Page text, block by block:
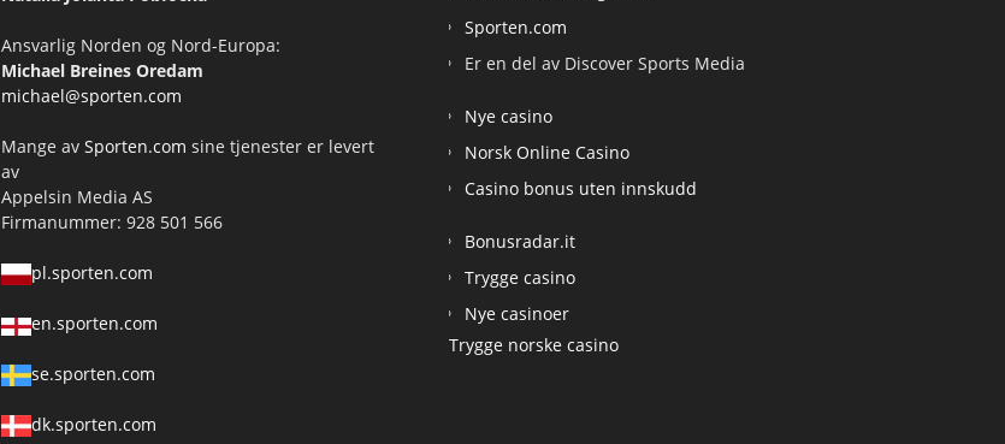
Ansvarlig Norden og Nord-Europa:
Michael Breines Oredam
michael@sporten.com
Mange av Sporten.com sine tjenester er levert
av
Appelsin Media AS
Firmanummer: 928 501 566
pl.sporten.com
en.sporten.com
se.sporten.com
dk.sporten.com
Sporten.com
Er en del av Discover Sports Media
Nye casino
Norsk Online Casino
Casino bonus uten innskudd
Bonusradar.it
Trygge casino
Nye casinoer
Trygge norske casino